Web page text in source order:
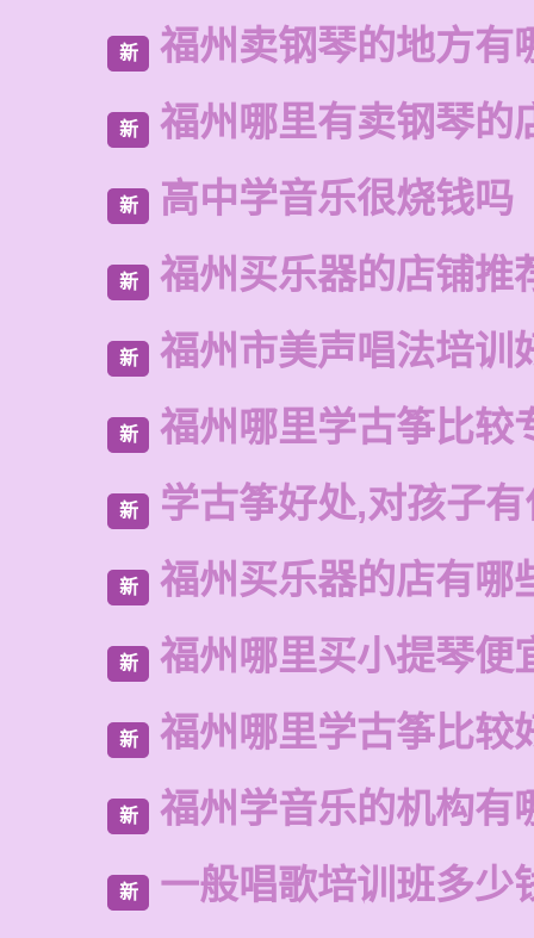
新 福州卖钢琴的地方有
新 福州哪里有卖钢琴的
新 高中学音乐很烧钱吗
新 福州买乐器的店铺推
新 福州市美声唱法培训
新 福州哪里学古筝比较
新 学古筝好处,对孩子
新 福州买乐器的店有哪
新 福州哪里买小提琴便
新 福州哪里学古筝比较
新 福州学音乐的机构有
新 一般唱歌培训班多少